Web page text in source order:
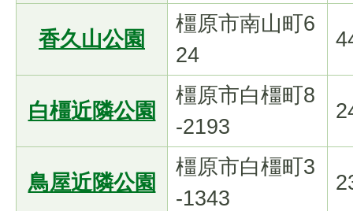
香久山公園
橿原市南山町6
24
白橿近隣公園
橿原市白橿町8
-2193
鳥屋近隣公園
橿原市白橿町3
-1343